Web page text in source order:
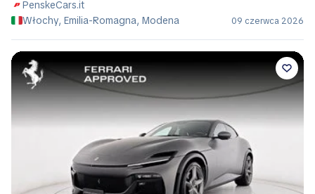
PenskeCars.it
Włochy, Emilia-Romagna, Modena
09 czerwca 2026